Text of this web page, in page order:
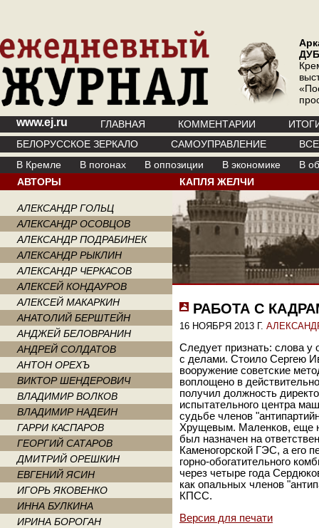
www.ej.ru ГЛАВНАЯ КОММЕНТАРИИ
БЕЛОРУССКОЕ ЗЕРКАЛО
САМОУПРАВЛЕНИЕ
В Кремле
В погонах В оппозиции В экономике
В
АВТОРЫ
АЛЕКСАНДР ГОЛЬЦ
АЛЕКСАНДР ОСОВЦОВ
АЛЕКСАНДР ПОДРАБИНЕК
АЛЕКСАНДР РЫКЛИН
АЛЕКСАНДР ЧЕРКАСОВ
АЛЕКСЕЙ КОНДАУРОВ
АЛЕКСЕЙ МАКАРКИН
АНАТОЛИЙ БЕРШТЕЙН
АНДЖЕЙ БЕЛОВРАНИН
АНДРЕЙ СОЛДАТОВ
АНТОН ОРЕХЪ
ВИКТОР ШЕНДЕРОВИЧ
ВЛАДИМИР ВОЛКОВ
ВЛАДИМИР НАДЕИН
ГАРРИ КАСПАРОВ
ГЕОРГИЙ САТАРОВ
ДМИТРИЙ ОРЕШКИН
ЕВГЕНИЙ ЯСИН
ИГОРЬ ЯКОВЕНКО
ИННА БУЛКИНА
ИРИНА БОРОГАН
КАПЛЯ ЖЕЛЧИ
РАБОТА С
16 НОЯБРЯ 2013 Г.
Следует признать: слова у
с делами. Стоило Сергею
вооружение советские
воплощено в
получил должность
испытательного центра
судьбе членов
Хрущевым. Маленков, еще
был назначен на
Каменогорской ГЭС, а его
горно-обогатительного
через четыре года
как опальных членов
КПСС.
Версия для печати